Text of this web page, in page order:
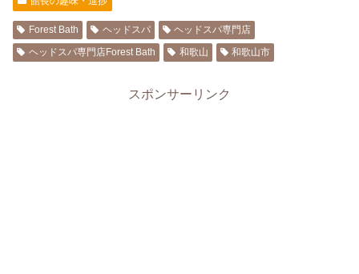
Forest Bath ヘッドスパ
ヘッドスパ専門店
ヘッドスパ専門店Forest Bath
和歌山 和歌山市
スポンサーリンク